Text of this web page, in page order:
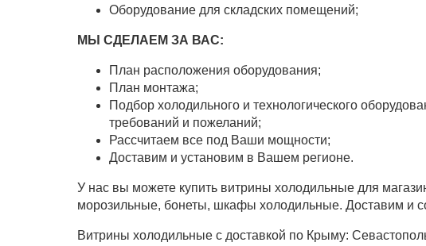
Оборудование для складских помещений;
МЫ СДЕЛАЕМ ЗА ВАС:
План расположения оборудования;
План монтажа;
Подбор холодильного и технологического
требований и пожеланий;
Рассчитаем все под Ваши мощности;
Доставим и установим в Вашем регионе.
У нас вы можете купить витрины холодильные для
морозильные, бонеты, шкафы холодильные. Доставим и
Витрины холодильные с доставкой по Крыму: